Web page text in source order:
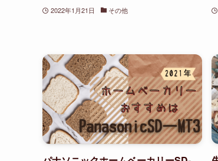
2022年1月21日 その他